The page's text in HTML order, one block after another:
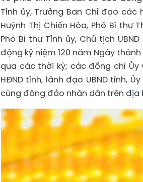
Tỉnh ủy, Trưởng Ban Chỉ đạo
Huỳnh Thị Chiến Hòa, Phó Bí thư
Phó Bí thư Tỉnh ủy, Chủ tịch
động kỷ niệm 120 năm Ngày
qua các thời kỳ; các đồng chí Ủy
HĐND tỉnh, lãnh đạo UBND tỉnh,
cùng đông đảo nhân dân trên địa